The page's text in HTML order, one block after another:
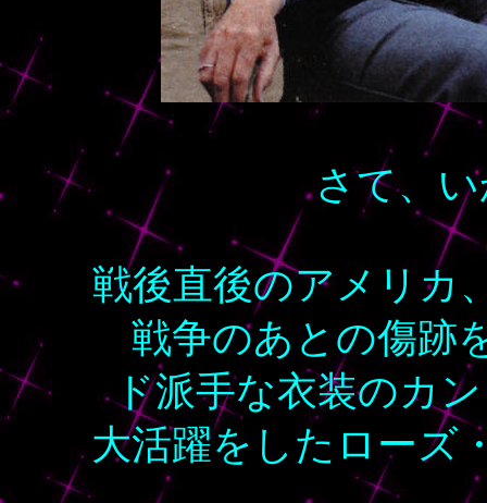
さて、
戦後直後のアメリカ
戦争のあとの傷跡
ド派手な衣装のカ
大活躍をしたローズ